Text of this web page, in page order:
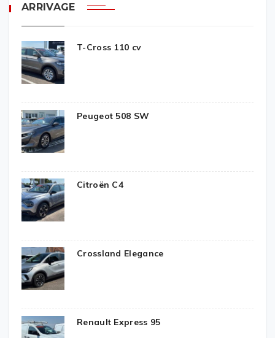
ARRIVAGE
T-Cross 110 cv
Peugeot 508 SW
Citroën C4
Crossland Elegance
Renault Express 95